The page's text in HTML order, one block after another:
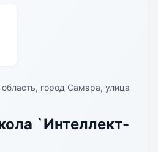
город Самара, улица
`Интеллект-